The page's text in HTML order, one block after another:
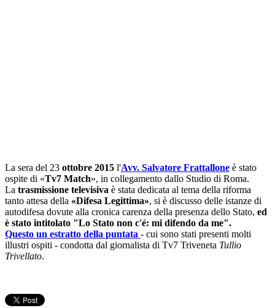
La sera del 23 ottobre 2015 l'Avv. Salvatore Frattallone è stato
ospite di «Tv7 Match», in collegamento dallo Studio di Roma.
La trasmissione televisiva è stata dedicata al tema della riforma
tanto attesa della «Difesa Legittima», si è discusso delle istanze di
autodifesa dovute alla cronica carenza della presenza dello Stato, ed
è stato intitolato "Lo Stato non c'é: mi difendo da me".
Questo un estratto della puntata - cui sono stati presenti molti
illustri ospiti - condotta dal giornalista di Tv7 Triveneta Tullio
Trivellato.